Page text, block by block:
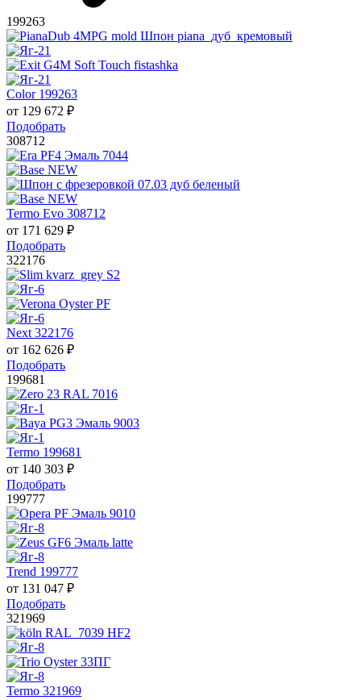
199263
Color 199263
от 129 672 ₽
Подобрать
308712
Termo Evo 308712
от 171 629 ₽
Подобрать
322176
Next 322176
от 162 626 ₽
Подобрать
199681
Termo 199681
от 140 303 ₽
Подобрать
199777
Trend 199777
от 131 047 ₽
Подобрать
321969
Termo 321969